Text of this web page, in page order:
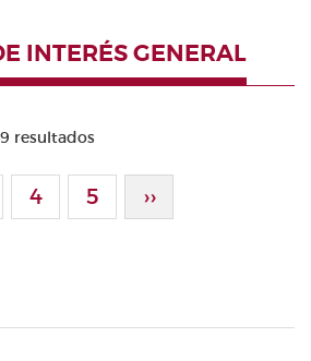
INTERÉS GENERAL
resultados
Paginación
Page
4 Page
5 Siguiente
››